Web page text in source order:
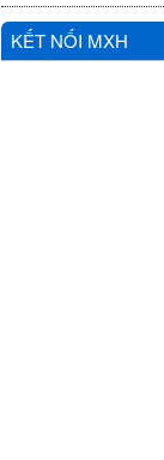
KẾT NỐI MXH